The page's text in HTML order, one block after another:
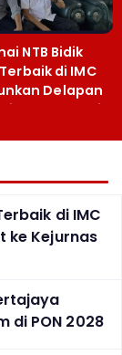
NTB Bidik
di IMC
Delapan
Bekasi
di IMC
ke Kejurnas
di PON 2028